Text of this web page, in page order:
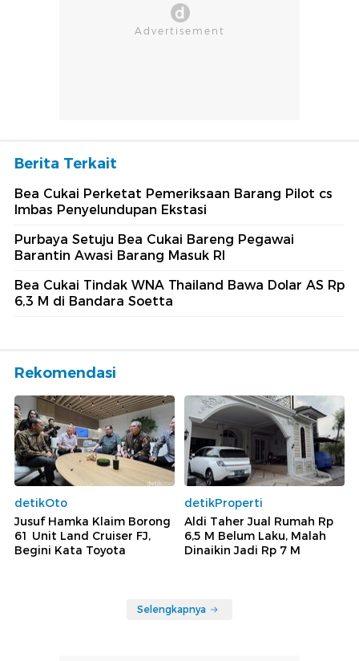
Berita Terkait
Bea Cukai Perketat Pemeriksaan Barang Pilot cs
Imbas Penyelundupan Ekstasi
Purbaya Setuju Bea Cukai Bareng Pegawai
Barantin Awasi Barang Masuk RI
Bea Cukai Tindak WNA Thailand Bawa Dolar AS Rp
6,3 M di Bandara Soetta
Rekomendasi
detikOto
Jusuf Hamka Klaim Borong
61 Unit Land Cruiser FJ,
Begini Kata Toyota
detikProperti
Aldi Taher Jual Rumah Rp
6,5 M Belum Laku, Malah
Dinaikin Jadi Rp 7 M
Selengkapnya